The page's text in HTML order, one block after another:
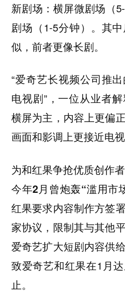
新剧场：横屏微剧场（
剧场（1-5分钟）。其
似，前者更像长剧。
“爱奇艺长视频公司推
电视剧”，一位从业者
横屏为主，内容上更偏
画面和影调上更接近电视
为和红果争抢优质创作
今年2月曾炮轰“滥用市
红果要求内容制作方签
家协议，限制其与其他
爱奇艺扩大短剧内容供
致爱奇艺和红果在1月
止。